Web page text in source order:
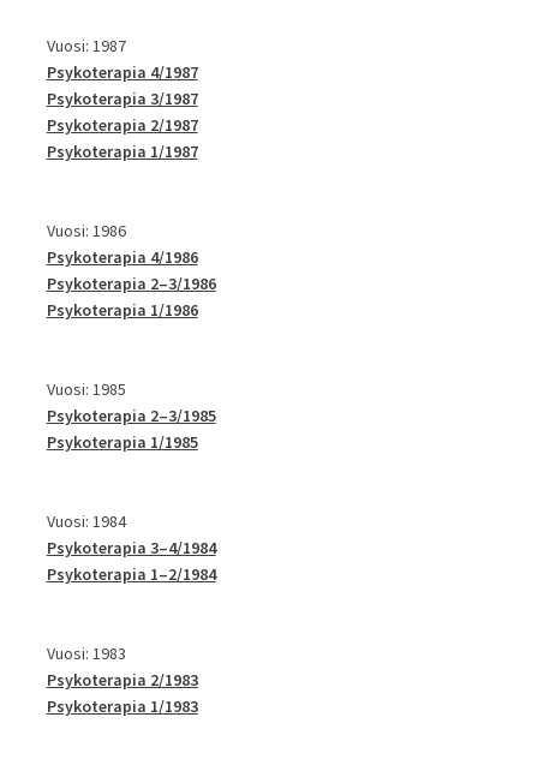
Vuosi: 1987
Psykoterapia 4/1987
Psykoterapia 3/1987
Psykoterapia 2/1987
Psykoterapia 1/1987
Vuosi: 1986
Psykoterapia 4/1986
Psykoterapia 2–3/1986
Psykoterapia 1/1986
Vuosi: 1985
Psykoterapia 2–3/1985
Psykoterapia 1/1985
Vuosi: 1984
Psykoterapia 3–4/1984
Psykoterapia 1–2/1984
Vuosi: 1983
Psykoterapia 2/1983
Psykoterapia 1/1983